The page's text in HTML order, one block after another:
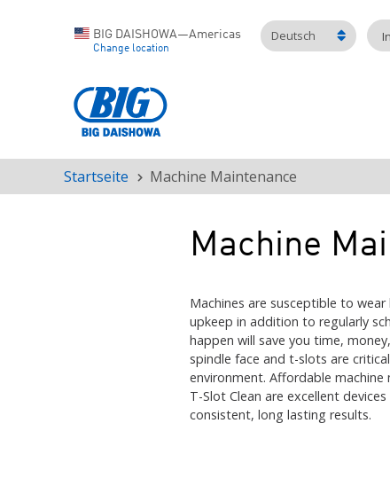
BIG DAISHOWA—Americas
Change location
Deutsch
Pfadnavigation
Startseite Machine Maintenance
Machine
Machines are susceptible to
upkeep in addition to regularly
happen will save you time,
spindle face and t-slots are
environment. Affordable machine
T-Slot Clean are excellent
consistent, long lasting results.